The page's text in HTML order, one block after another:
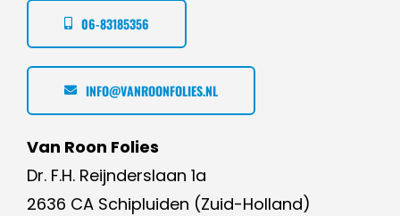
06-83185356
INFO@VANROONFOLIES.NL
Van Roon Folies
Dr. F.H. Reijnderslaan 1a
2636 CA Schipluiden (Zuid-Holland)